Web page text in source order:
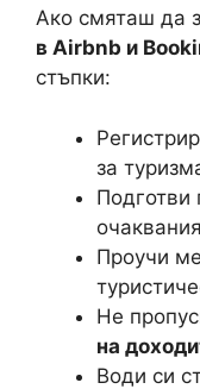
Ако смяташ да
в Airbnb и
стъпки:
за
Подготви
Проучи
Не
на
Води си